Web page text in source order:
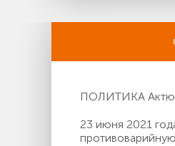
ПОЛИТИКА
23 июня 2021